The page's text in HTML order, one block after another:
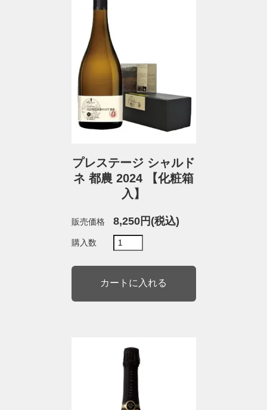
プレステージ シャルド
ネ 都農 2024 【化粧箱
入】
販売価格 8,250円(税込)
購入数